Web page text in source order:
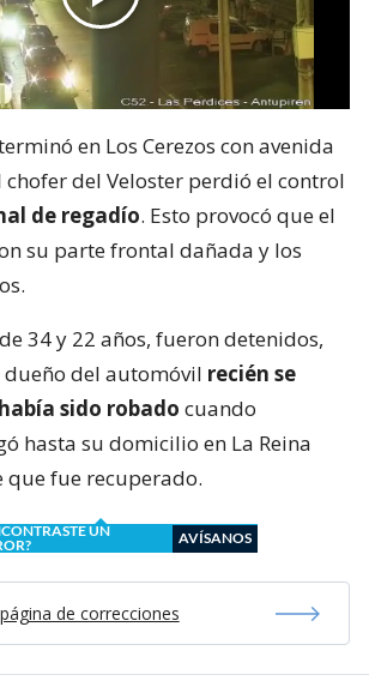
en Los Cerezos con avenida
del Veloster perdió el control
de regadío. Esto provocó que el
su parte frontal dañada y los
34 y 22 años, fueron detenidos,
del automóvil recién se
sido robado cuando
hasta su domicilio en La Reina
fue recuperado.
UN
AVÍSANOS
de correcciones